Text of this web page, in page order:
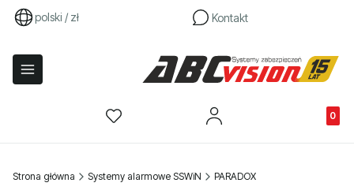
polski / zł Kontakt
Strona główna Systemy alarmowe SSWiN PARADOX